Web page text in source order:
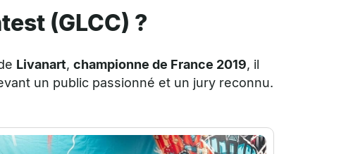
(GLCC) ?
Livanart, championne de France 2019, il
un public passionné et un jury reconnu.